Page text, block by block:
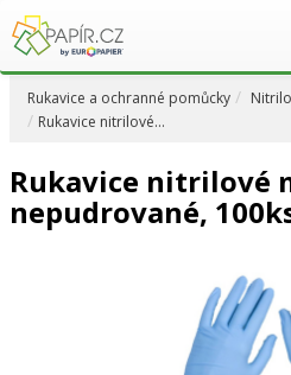
Rukavice a ochranné pomůcky
Rukavice nitrilové…
Rukavice nitrilové
nepudrované,